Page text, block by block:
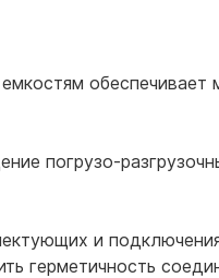
обеспечивает
погрузо-
и
герметичность